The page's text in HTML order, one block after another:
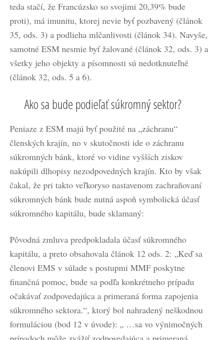
teda stačí, že Francúzsko so svojimi 20,39% bude
proti), má imunitu, ktorej nevie byť pozbavený (článok
35, ods. 3) a podlieha mlčanlivosti (článok 34). Navyše,
samotné ESM nesmie byť žalované (článok 32, ods. 3) a
všetky jeho objekty a písomnosti sú nedotknuteľné
(článok 32, ods. 5 a 6).
Ako sa bude podieľať súkromný sektor?
Peniaze z ESM majú byť použité na „záchranu“
členských krajín, no v skutočnosti ide o záchranu
súkromných bánk, ktoré vo vidine vyšších ziskov
nakúpili dlhopisy nezodpovedných krajín. Kto by však
čakal, že pri takto veľkoryso nastavenom zachraňovaní
súkromných bánk bude nutná aspoň symbolická účasť
súkromného kapitálu, bude sklamaný:
Pôvodná zmluva predpokladala účasť súkromného
kapitálu, a preto obsahovala článok 12 ods. 2: „Keď sa
členovi EMS v súlade s postupmi MMF poskytne
finančná pomoc, bude sa podľa konkrétneho prípadu
očakávať zodpovedajúca a primeraná forma zapojenia
súkromného sektora.“, ktorý bol nahradený neškodnou
formuláciou (bod 12 v úvode): „ …sa vo výnimočných